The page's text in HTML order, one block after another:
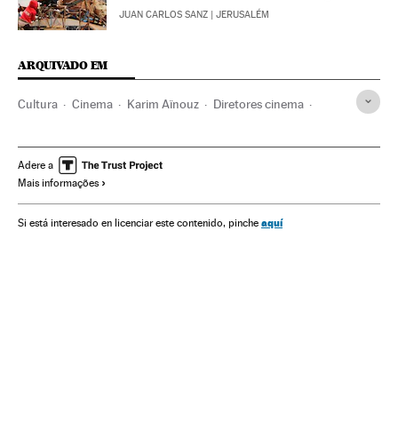
JUAN CARLOS SANZ | JERUSALÉM
ARQUIVADO EM
Cultura Cinema Karim Aïnouz Diretores cinema
Crise refugiados Europa Pandemia
Adere a
Mais informações
Si está interesado en licenciar este contenido, pinche aquí